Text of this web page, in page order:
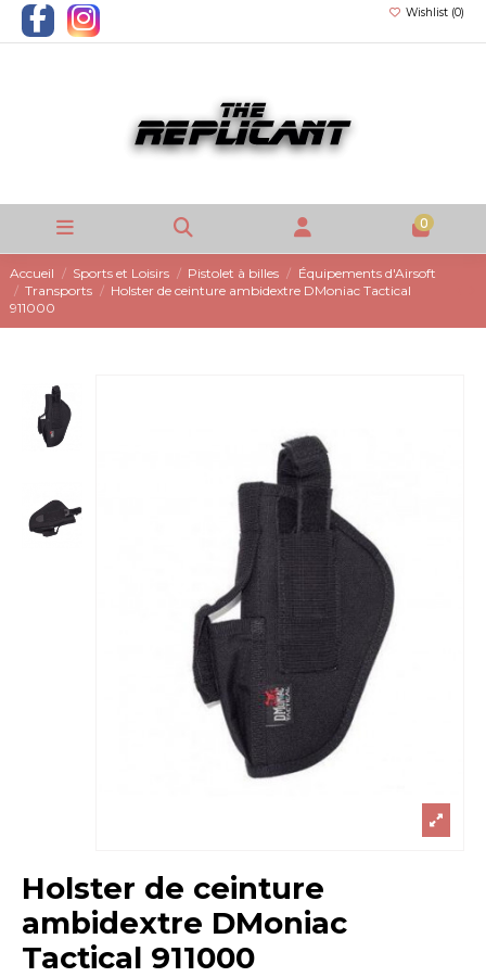
Wishlist (0)
0
Accueil Sports et Loisirs Pistolet à billes
Équipements d'Airsoft
Transports
Holster de ceinture ambidextre DMoniac Tactical
911000
Holster de ceinture
ambidextre DMoniac
Tactical 911000